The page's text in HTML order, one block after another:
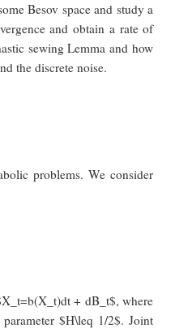
Besov space and study a
and obtain a rate of
sewing Lemma and how
the discrete noise.
problems. We consider
+ dB_t$, where
$H\leq 1/2$. Joint